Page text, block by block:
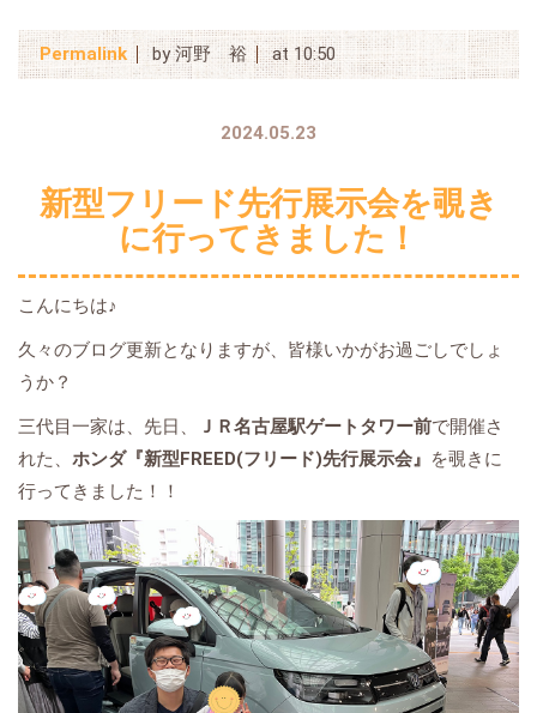
Permalink by 河野 裕 at 10:50
2024.05.23
新型フリード先行展示会を覗き
に行ってきました！
こんにちは♪
久々のブログ更新となりますが、皆様いかがお過ごしでしょ
うか？
三代目一家は、先日、 ＪＲ名古屋駅ゲートタワー前で開催さ
れた、 ホンダ『新型FREED(フリード)先行展示会』 を覗きに
行ってきました！！